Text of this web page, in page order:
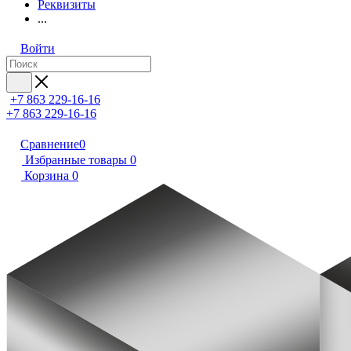
Реквизиты
...
Войти
+7 863 229-16-16
+7 863 229-16-16
Сравнение0
Избранные товары 0
Корзина 0